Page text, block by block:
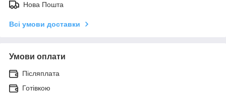
Нова Пошта
Всі умови доставки
Умови оплати
Післяплата
Готівкою